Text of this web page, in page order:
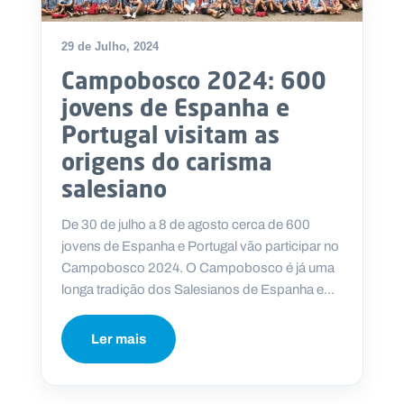
29 de Julho, 2024
Campobosco 2024: 600
jovens de Espanha e
Portugal visitam as
origens do carisma
salesiano
De 30 de julho a 8 de agosto cerca de 600
jovens de Espanha e Portugal vão participar no
Campobosco 2024. O Campobosco é já uma
longa tradição dos Salesianos de Espanha e...
Ler mais
O
R
T
A
N
A
C
A
S
a
l
e
s
i
a
n
o